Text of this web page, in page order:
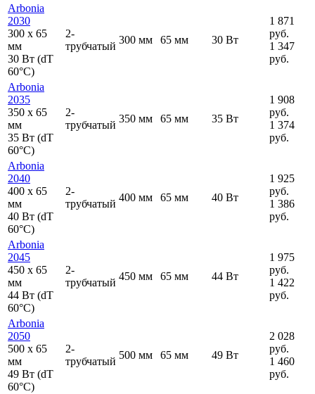
Arbonia
2030
300 x 65
мм
30 Вт (dT
60°C)
2-
трубчатый
300 мм 65 мм 30 Вт
1 871
руб.
1 347
руб.
Arbonia
2035
350 x 65
мм
35 Вт (dT
60°C)
2-
трубчатый
350 мм 65 мм 35 Вт
1 908
руб.
1 374
руб.
Arbonia
2040
400 x 65
мм
40 Вт (dT
60°C)
2-
трубчатый
400 мм 65 мм 40 Вт
1 925
руб.
1 386
руб.
Arbonia
2045
450 x 65
мм
44 Вт (dT
60°C)
2-
трубчатый
450 мм 65 мм 44 Вт
1 975
руб.
1 422
руб.
Arbonia
2050
500 x 65
мм
49 Вт (dT
60°C)
2-
трубчатый
500 мм 65 мм 49 Вт
2 028
руб.
1 460
руб.